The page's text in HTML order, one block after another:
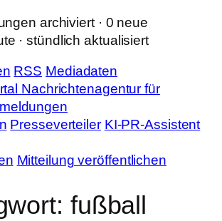
archiviert · 0 neue
· stündlich aktualisiert
RSS Mediadaten
Nachrichtenagentur für
Presseverteiler KI-PR-Assistent
Mitteilung veröffentlichen
fußball